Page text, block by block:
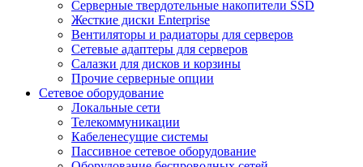
Серверные твердотельные накопители SSD
Жесткие диски Enterprise
Вентиляторы и радиаторы для серверов
Сетевые адаптеры для серверов
Салазки для дисков и корзины
Прочие серверные опции
Сетевое оборудование
Локальные сети
Телекоммуникации
Кабеленесущие системы
Пассивное сетевое оборудование